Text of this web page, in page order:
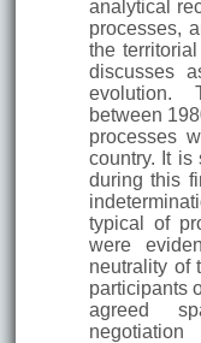
analytical
processes,
the
discusses
evolution.
between
processes
country. It is
during this
typical of
were
neutrality of
participants
agreed